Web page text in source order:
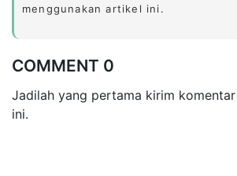
menggunakan artikel ini.
COMMENT 0
Jadilah yang pertama kirim
ini.